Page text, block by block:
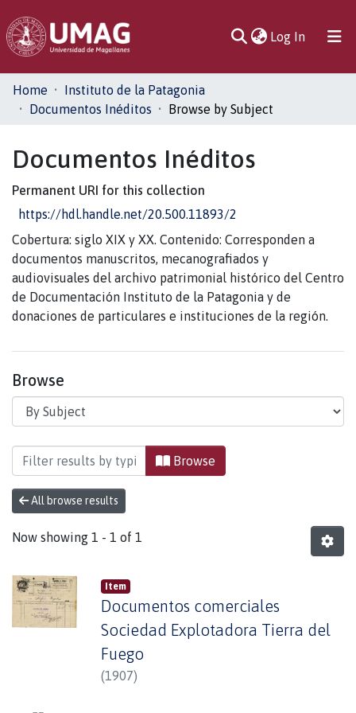
Log In(current)
Communities
& Collections
Home
Instituto de la Patagonia
Documentos Inéditos
Browse by Subject
Documentos Inéditos
Permanent URI for this collection
https://hdl.handle.net/20.500.11893/2
Cobertura: siglo XIX y XX. Contenido: Corresponden a
documentos manuscritos, mecanografiados y
audiovisuales del archivo patrimonial histórico del Centro
de Documentación Instituto de la Patagonia y de
donaciones de particulares e instituciones de la región.
Browse
Browsing Documentos Inéditos by Subject
Browse
All browse results
Now showing 1 - 1 of 1
Item
Documentos comerciales
Sociedad Explotadora Tierra del
Fuego
(1907)